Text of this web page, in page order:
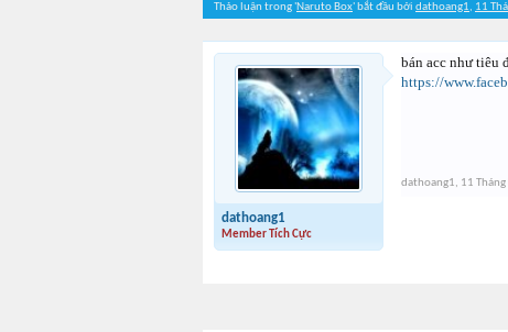
Thảo luận trong 'Naruto Box' bắt đầu bởi dathoang1, 11
dathoang1
Member Tích Cực
bán acc như tiêu
https://
dathoang1, 11